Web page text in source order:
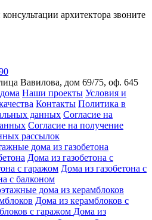
архитектора звоните
Вавилова, дом 69/75, оф. 645
Наши проекты Условия и
Контакты Политика в
данных Согласие на
Согласие на получение
рассылок
дома из газобетона
Дома из газобетона с
с гаражом Дома из газобетона с
с балконом
дома из керамблоков
Дома из керамблоков с
с гаражом Дома из